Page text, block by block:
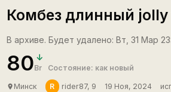
Комбез длинный jolly
В архиве. Будет удалено: Вт, 31 Мар
80Br Состояние: как новый
place Минск R rider87, 9 19 Ноя, 2024